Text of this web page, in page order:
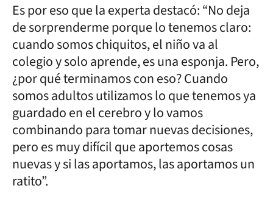
Es por eso que la experta destacó: “No deja
de sorprenderme porque lo tenemos claro:
cuando somos chiquitos, el niño va al
colegio y solo aprende, es una esponja. Pero,
¿por qué terminamos con eso? Cuando
somos adultos utilizamos lo que tenemos ya
guardado en el cerebro y lo vamos
combinando para tomar nuevas decisiones,
pero es muy difícil que aportemos cosas
nuevas y si las aportamos, las aportamos un
ratito”.